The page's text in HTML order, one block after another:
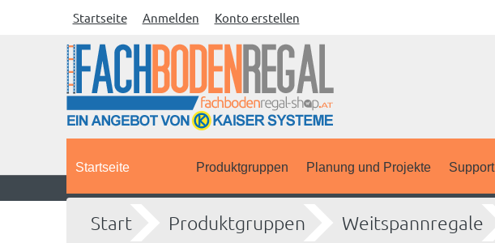
Startseite Anmelden Konto erstellen
Startseite Produktgruppen Planung und Projekte Support
Start Produktgruppen Weitspannregale